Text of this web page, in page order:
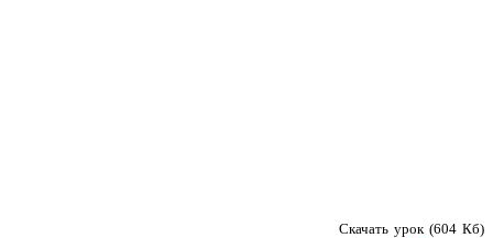
Скачать урок (604 Кб)